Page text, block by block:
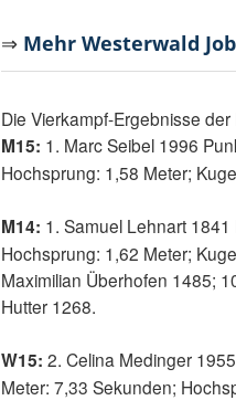
⇒ Mehr Westerwald
Die Vierkampf-Ergebnisse
M15: 1. Marc Seibel 1996
Hochsprung: 1,58 Meter;
M14: 1. Samuel Lehnart
Hochsprung: 1,62 Meter;
Maximilian Überhofen 1485;
Hutter 1268.
W15: 2. Celina Medinger
Meter: 7,33 Sekunden;